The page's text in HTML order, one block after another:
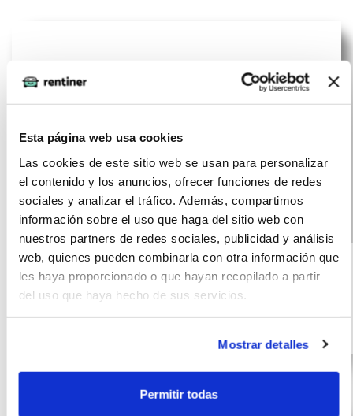
Esta página web usa cookies
Las cookies de este sitio web se usan para personalizar
el contenido y los anuncios, ofrecer funciones de redes
sociales y analizar el tráfico. Además, compartimos
información sobre el uso que haga del sitio web con
nuestros partners de redes sociales, publicidad y análisis
web, quienes pueden combinarla con otra información que
les haya proporcionado o que hayan recopilado a partir
del uso que haya hecho de sus servicios.
Mostrar detalles
Permitir todas
Peugeot 3008
Allure HYBRID
145 e-DCS6
449
€/mes
(IVA
incluido)
15000
12
meses